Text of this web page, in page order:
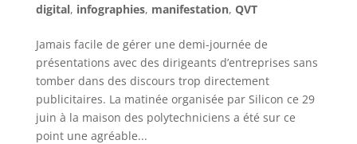
digital, infographies, manifestation, QVT
Jamais facile de gérer une demi-journée de
présentations avec des dirigeants d’entreprises sans
tomber dans des discours trop directement
publicitaires. La matinée organisée par Silicon ce 29
juin à la maison des polytechniciens a été sur ce
point une agréable...